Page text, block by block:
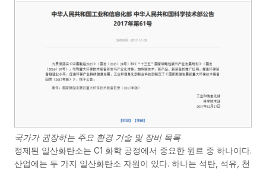
국가가 권장하는 주요 환경 기술 및 장비 목록
정제된 일산화탄소는 C1 화학 공정에서 중요한 원료 중 하나이다.
산업에는 두 가지 일산화탄소 자원이 있다. 하나는 석탄, 석유, 천